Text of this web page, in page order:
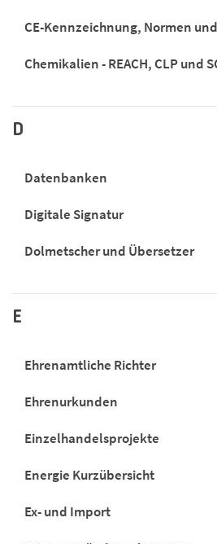
CE-Kennzeichnung, Normen
Chemikalien - REACH, CLP und
D
Datenbanken
Digitale Signatur
Dolmetscher und Übersetzer
E
Ehrenamtliche Richter
Ehrenurkunden
Einzelhandelsprojekte
Energie Kurzübersicht
Ex- und Import